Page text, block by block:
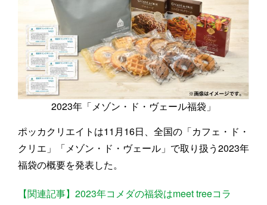
2023年「メゾン・ド・ヴェール福袋」
ポッカクリエイトは11月16日、全国の「カフェ・ド・
クリエ」「メゾン・ド・ヴェール」で取り扱う2023年
福袋の概要を発表した。
【関連記事】2023年コメダの福袋はmeet treeコラ